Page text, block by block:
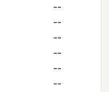
--
--
--
--
--
--